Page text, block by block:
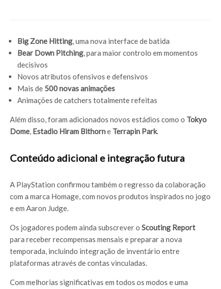
Big Zone Hitting, uma nova interface de batida
Bear Down Pitching, para maior controlo em momentos
decisivos
Novos atributos ofensivos e defensivos
Mais de 500 novas animações
Animações de catchers totalmente refeitas
Além disso, foram adicionados novos estádios como o Tokyo
Dome, Estadio Hiram Bithorne Terrapin Park.
Conteúdo adicional e integração futura
A PlayStation confirmou também o regresso da colaboração
com a marca Homage, com novos produtos inspirados no jogo
e em Aaron Judge.
Os jogadores podem ainda subscrever o Scouting Report
para receber recompensas mensais e preparar a nova
temporada, incluindo integração de inventário entre
plataformas através de contas vinculadas.
Com melhorias significativas em todos os modos e uma